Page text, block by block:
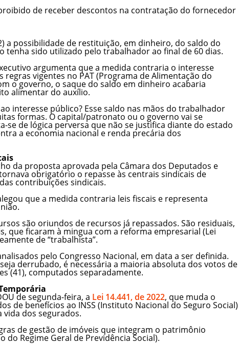
de receber descontos na contratação do fornecedor
a possibilidade de restituição, em dinheiro, do saldo do
tenha sido utilizado pelo trabalhador ao final de 60 dias.
argumenta que a medida contraria o interesse
vigentes no PAT (Programa de Alimentação do
o governo, o saque do saldo em dinheiro acabaria
alimentar do auxílio.
interesse público? Esse saldo nas mãos do trabalhador
formas. O capital/patronato ou o governo vai se
se de lógica perversa que não se justifica diante do estado
a economia nacional e renda precária dos
da proposta aprovada pela Câmara dos Deputados e
obrigatório o repasse às centrais sindicais de
contribuições sindicais.
que a medida contraria leis fiscais e representa
são oriundos de recursos já repassados. São residuais,
que ficaram à mingua com a reforma empresarial (Lei
de “trabalhista”.
pelo Congresso Nacional, em data a ser definida.
derrubado, é necessária a maioria absoluta dos votos de
(41), computados separadamente.
de segunda-feira, a Lei 14.441, de 2022, que muda o
de benefícios ao INSS (Instituto Nacional do Seguro Social)
dos segurados.
de gestão de imóveis que integram o patrimônio
do Regime Geral de Previdência Social).